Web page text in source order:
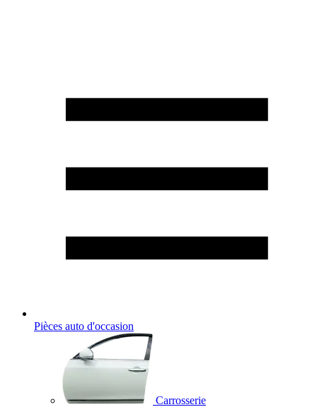
Pièces auto d'occasion
Carrosserie